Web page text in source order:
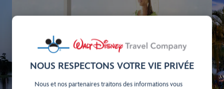
NOUS RESPECTONS VOTRE VIE PRIVÉE
Nous et nos partenaires traitons des informations vous